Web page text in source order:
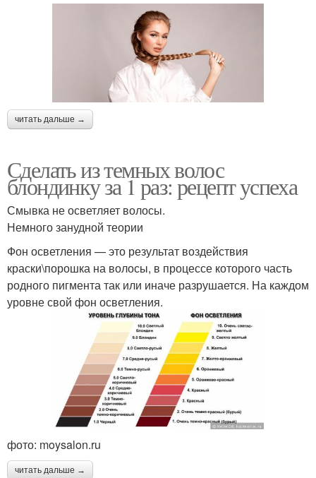
читать дальше →
Сделать из темных волос
блондинку за 1 раз: рецепт успеха
Смывка не осветляет волосы.
Немного занудной теории
Фон осветления — это результат воздействия
краски\порошка на волосы, в процессе которого часть
родного пигмента так или иначе разрушается. На каждом
уровне свой фон осветления.
фото: moysalon.ru
читать дальше →